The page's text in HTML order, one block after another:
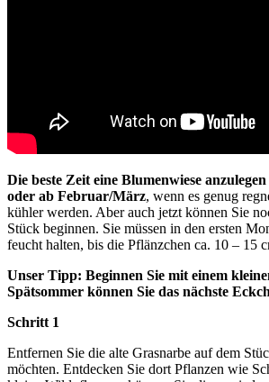
Die beste Zeit eine Blumenwiese
oder ab Februar/März, wenn es genug
kühler werden. Aber auch jetzt können Sie
Stück beginnen. Sie müssen in den ersten
feucht halten, bis die Pflänzchen ca. 10 – 15
Unser Tipp: Beginnen Sie mit einem
Spätsommer können Sie das nächste
Schritt 1
Entfernen Sie die alte Grasnarbe auf dem
möchten. Entdecken Sie dort Pflanzen wie